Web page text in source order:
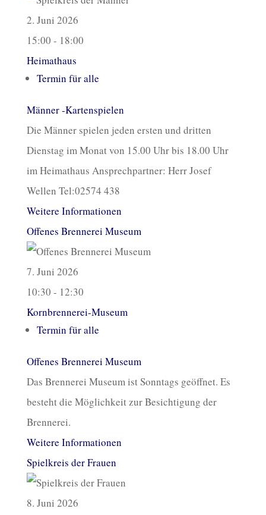
2. Juni 2026
15:00 - 18:00
Heimathaus
Termin für alle
Männer -Kartenspielen
Die Männer spielen jeden ersten und dritten
Dienstag im Monat von 15.00 Uhr bis 18.00 Uhr
im Heimathaus Ansprechpartner: Herr Josef
Wellen Tel:02574 438
Weitere Informationen
Offenes Brennerei Museum
7. Juni 2026
10:30 - 12:30
Kornbrennerei-Museum
Termin für alle
Offenes Brennerei Museum
Das Brennerei Museum ist Sonntags geöffnet. Es
besteht die Möglichkeit zur Besichtigung der
Brennerei.
Weitere Informationen
Spielkreis der Frauen
8. Juni 2026